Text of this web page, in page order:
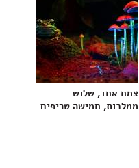
צמח אחד, שלוש
ממלכות, חמישה טריפים